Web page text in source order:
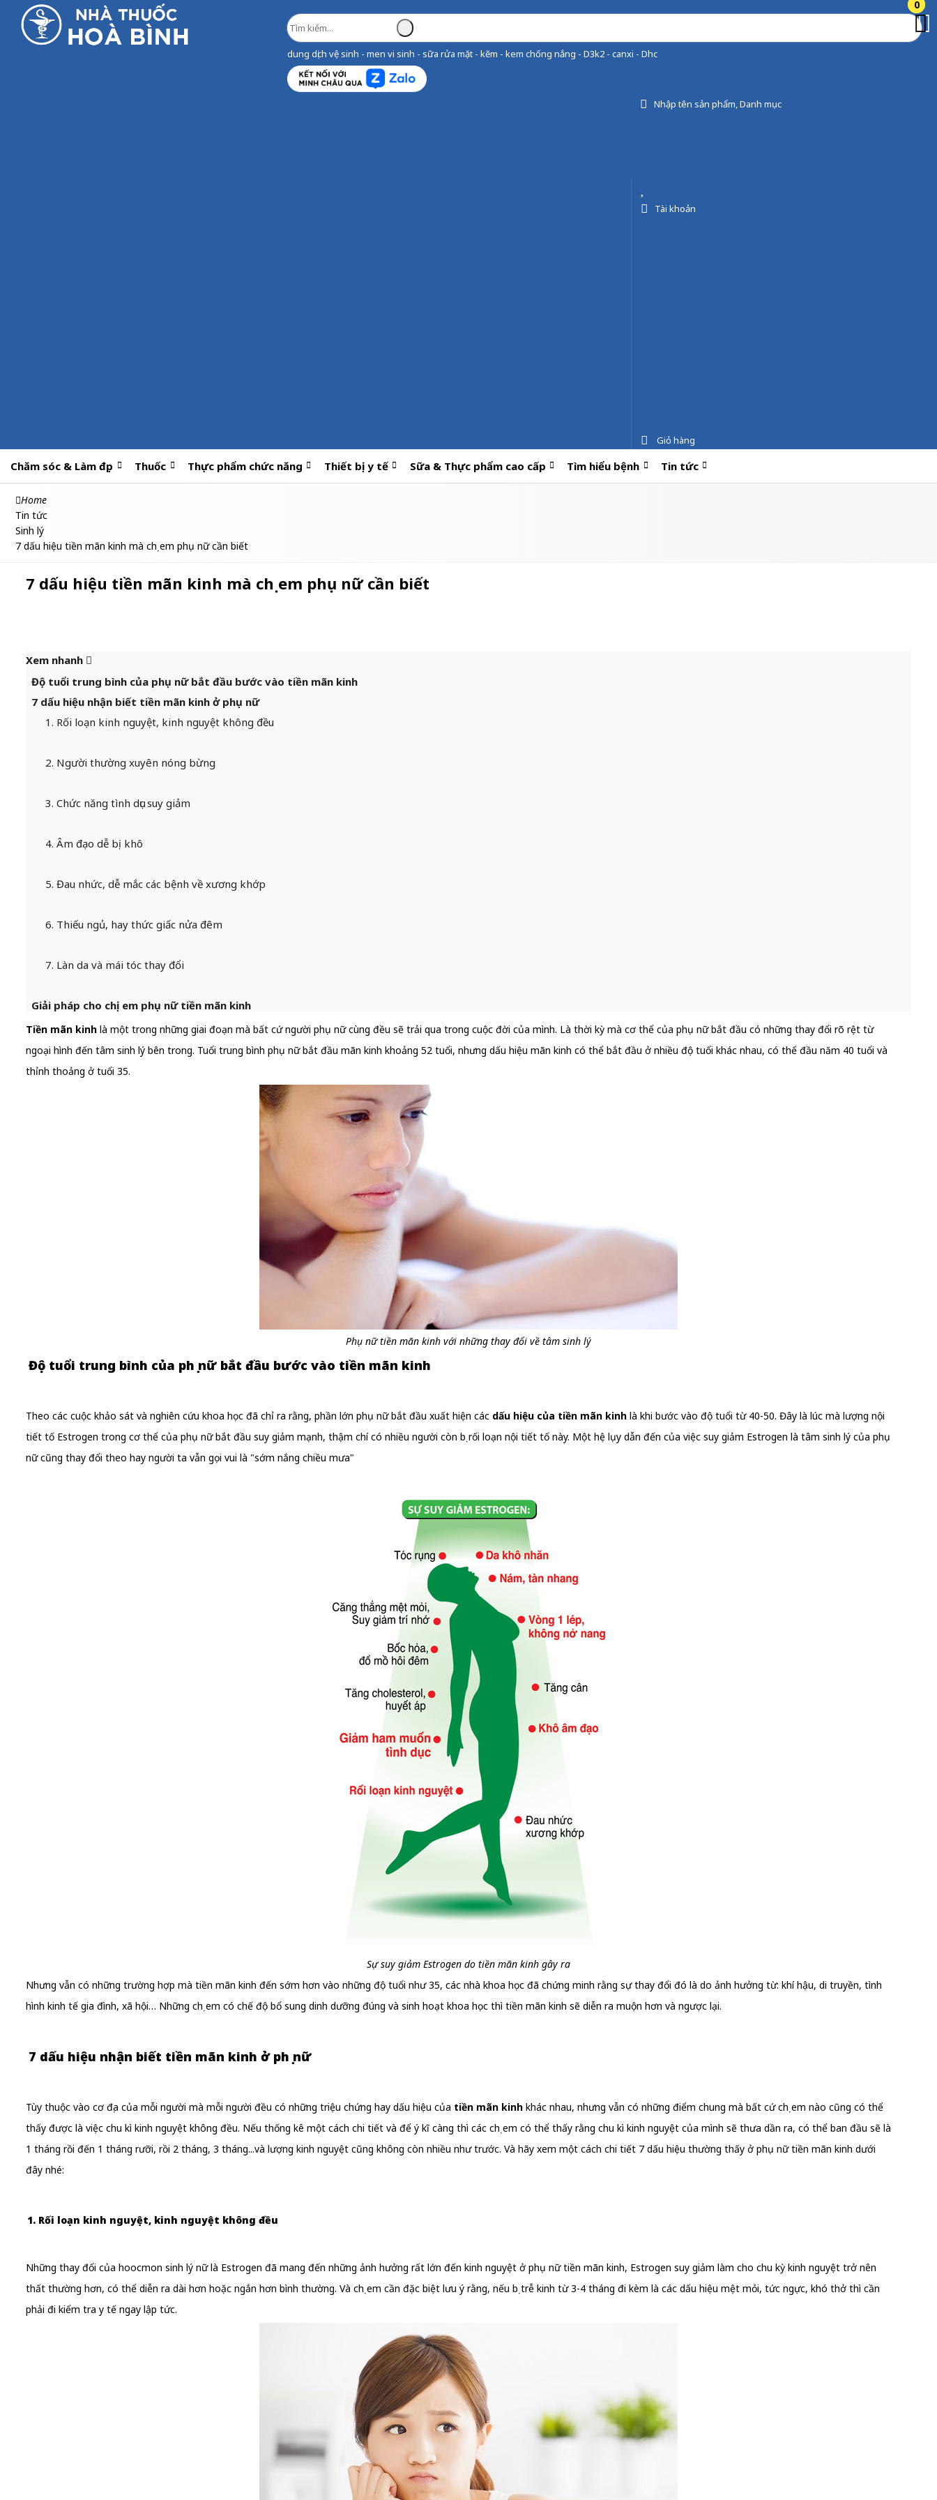
dung dịch vệ sinh - men vi sinh - sữa rửa mặt - kẽm - kem chống nắng - D3k2 - canxi - Dhc
Nhập tên sản phẩm, Danh mục
0
Tài khoản
0
Giỏ hàng
Chăm sóc & Làm đẹp Thuốc Thực phẩm chức năng Thiết bị y tế Sữa & Thực phẩm cao cấp Tìm hiểu bệnh Tin tức
Home
Tin tức
Sinh lý
7 dấu hiệu tiền mãn kinh mà chị em phụ nữ cần biết
7 dấu hiệu tiền mãn kinh mà chị em phụ nữ cần biết
Xem nhanh
Độ tuổi trung bình của phụ nữ bắt đầu bước vào tiền mãn kinh
7 dấu hiệu nhận biết tiền mãn kinh ở phụ nữ
1. Rối loạn kinh nguyệt, kinh nguyệt không đều
2. Người thường xuyên nóng bừng
3. Chức năng tình dục suy giảm
4. Âm đạo dễ bị khô
5. Đau nhức, dễ mắc các bệnh về xương khớp
6. Thiếu ngủ, hay thức giấc nửa đêm
7. Làn da và mái tóc thay đổi
Giải pháp cho chị em phụ nữ tiền mãn kinh
Tiền mãn kinh là một trong những giai đoạn mà bất cứ người phụ nữ cùng đều sẽ trải qua trong cuộc đời của mình. Là thời kỳ mà cơ thể của phụ nữ bắt đầu có những thay đổi rõ rệt từ
ngoại hình đến tâm sinh lý bên trong. Tuổi trung bình phụ nữ bắt đầu mãn kinh khoảng 52 tuổi, nhưng dấu hiệu mãn kinh có thể bắt đầu ở nhiều độ tuổi khác nhau, có thể đầu năm 40 tuổi và
thỉnh thoảng ở tuổi 35.
Phụ nữ tiền mãn kinh với những thay đổi về tâm sinh lý
Độ tuổi trung bình của phụ nữ bắt đầu bước vào tiền mãn kinh
Theo các cuộc khảo sát và nghiên cứu khoa học đã chỉ ra rằng, phần lớn phụ nữ bắt đầu xuất hiện các dấu hiệu của tiền mãn kinh là khi bước vào độ tuổi từ 40-50. Đây là lúc mà lượng nội
tiết tố Estrogen trong cơ thể của phụ nữ bắt đầu suy giảm mạnh, thậm chí có nhiều người còn bị rối loạn nội tiết tố này. Một hệ lụy dẫn đến của việc suy giảm Estrogen là tâm sinh lý của phụ
nữ cũng thay đổi theo hay người ta vẫn gọi vui là "sớm nắng chiều mưa"
Sự suy giảm Estrogen do tiền mãn kinh gây ra
Nhưng vẫn có những trường hợp mà tiền mãn kinh đến sớm hơn vào những độ tuổi như 35, các nhà khoa học đã chứng minh rằng sự thay đổi đó là do ảnh hưởng từ: khí hậu, di truyền, tình
hình kinh tế gia đình, xã hội… Những chị em có chế độ bổ sung dinh dưỡng đúng và sinh hoạt khoa học thì tiền mãn kinh sẽ diễn ra muộn hơn và ngược lại.
7 dấu hiệu nhận biết tiền mãn kinh ở phụ nữ
Tùy thuộc vào cơ địa của mỗi người mà mỗi người đều có những triệu chứng hay dấu hiệu của tiền mãn kinh khác nhau, nhưng vẫn có những điểm chung mà bất cứ chị em nào cũng có thể
thấy được là việc chu kì kinh nguyệt không đều. Nếu thống kê một cách chi tiết và để ý kĩ càng thì các chị em có thể thấy rằng chu kì kinh nguyệt của mình sẽ thưa dần ra, có thể ban đầu sẽ là
1 tháng rồi đến 1 tháng rưỡi, rồi 2 tháng, 3 tháng...và lượng kinh nguyệt cũng không còn nhiều như trước. Và hãy xem một cách chi tiết 7 dấu hiệu thường thấy ở phụ nữ tiền mãn kinh dưới
đây nhé:
1. Rối loạn kinh nguyệt, kinh nguyệt không đều
Những thay đổi của hoocmon sinh lý nữ là Estrogen đã mang đến những ảnh hưởng rất lớn đến kinh nguyệt ở phụ nữ tiền mãn kinh, Estrogen suy giảm làm cho chu kỳ kinh nguyệt trở nên
thất thường hơn, có thể diễn ra dài hơn hoặc ngắn hơn bình thường. Và chị em cần đặc biệt lưu ý rằng, nếu bị trễ kinh từ 3-4 tháng đi kèm là các dấu hiệu mệt mỏi, tức ngực, khó thở thì cần
phải đi kiểm tra y tế ngay lập tức.